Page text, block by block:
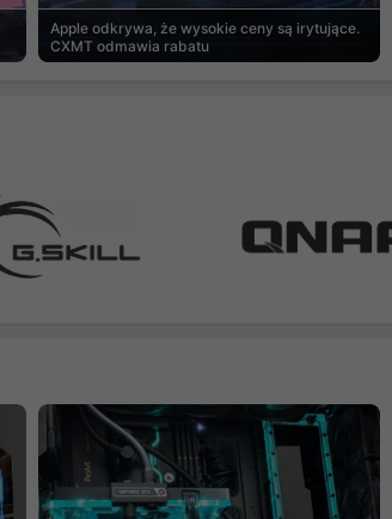
Apple odkrywa, że wysokie ceny są irytujące.
CXMT odmawia rabatu